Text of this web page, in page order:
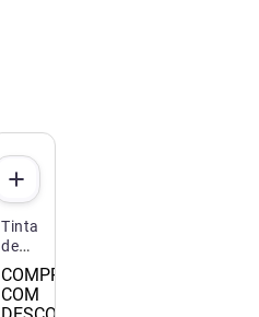
Tinta
de
Cabelo
Biocolor
Mini
COMPRE 2
COM